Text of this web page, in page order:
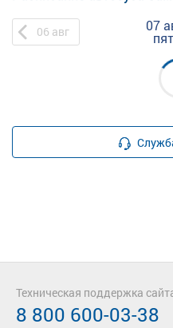
06 авг 07
Техническая поддержка
8 800 600-03-38